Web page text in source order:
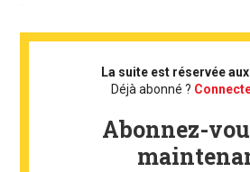
La suite est réservée
Déjà abonné ?
Abonnez-